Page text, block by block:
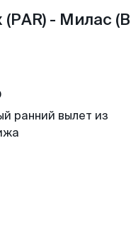
- Милас
ранний вылет из